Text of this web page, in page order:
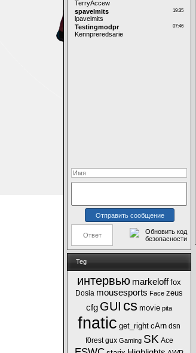
Teg
интервью markeloff fox
Dosia mousesports Face zeus
cfg GUI cs movie pita
fnatic get_right cArn dsn
f0rest gux Gaming SK Ace